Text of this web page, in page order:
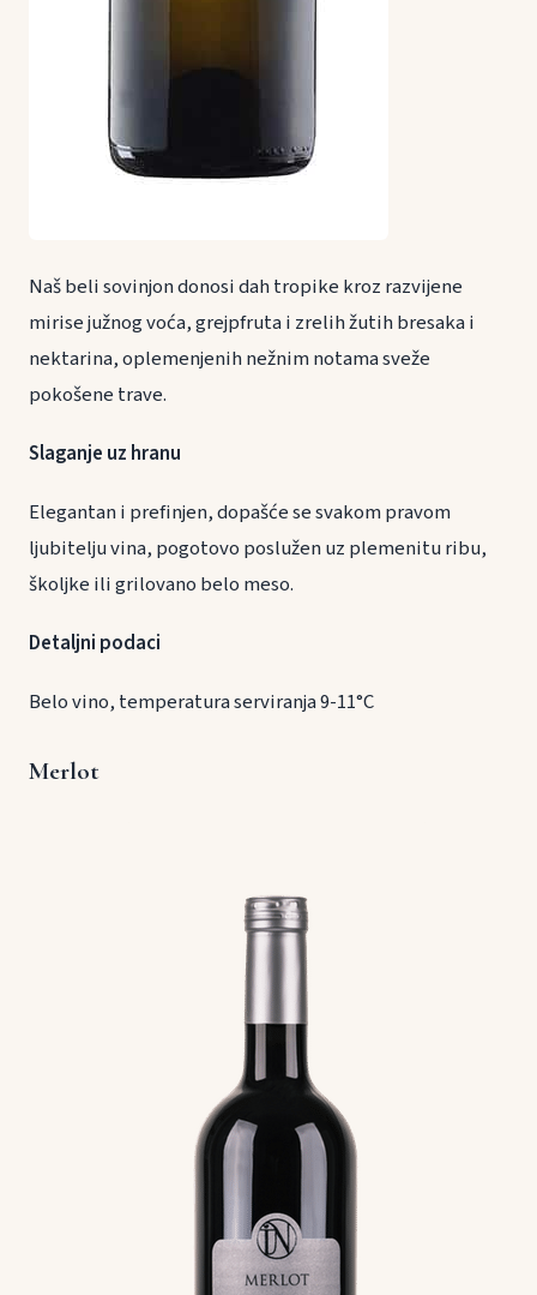
Naš beli sovinjon donosi dah tropike kroz razvijene
mirise južnog voća, grejpfruta i zrelih žutih bresaka i
nektarina, oplemenjenih nežnim notama sveže
pokošene trave.
Slaganje uz hranu
Elegantan i prefinjen, dopašće se svakom pravom
ljubitelju vina, pogotovo poslužen uz plemenitu ribu,
školjke ili grilovano belo meso.
Detaljni podaci
Belo vino, temperatura serviranja 9-11°C
Merlot